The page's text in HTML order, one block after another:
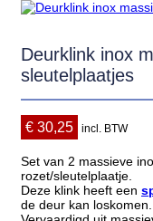
Deurklink inox
sleutelplaatjes
€ 30,25 incl. BTW
Set van 2 massieve
rozet/sleutelplaatje.
Deze klink heeft een
de deur kan loskomen.